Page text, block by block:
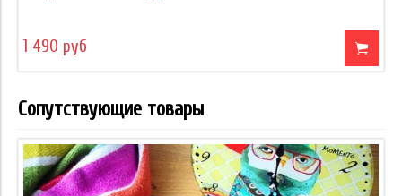
1 490 руб
Сопутствующие товары